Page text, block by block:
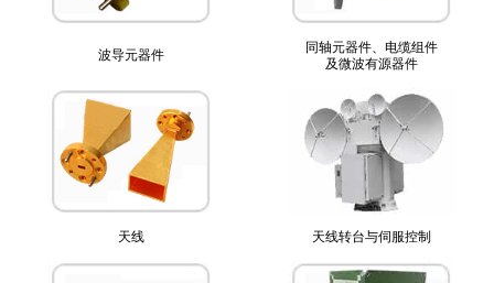
波导元器件
同轴元器件、电缆组件
及微波有源器件
天线 天线转台与伺服控制